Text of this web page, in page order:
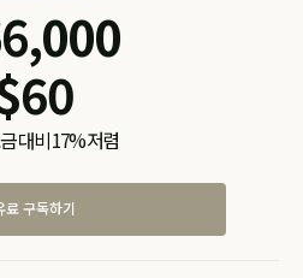
60
대비 17% 저렴
료 구독하기